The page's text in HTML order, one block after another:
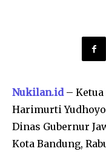
Nukilan.id– Ketua
Harimurti
Dinas Gubernur
Kota Bandung,